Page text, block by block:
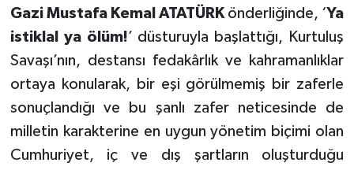
Gazi Mustafa Kemal ATATÜRKönderliğinde, ‘Ya
istiklal ya ölüm!’ düsturuyla başlattığı, Kurtuluş
Savaşı’nın, destansı fedakârlık ve kahramanlıklar
ortaya konularak, bir eşi görülmemiş bir zaferle
sonuçlandığı ve bu şanlı zafer neticesinde de
milletin karakterine en uygun yönetim biçimi olan
Cumhuriyet, iç ve dış şartların oluşturduğu